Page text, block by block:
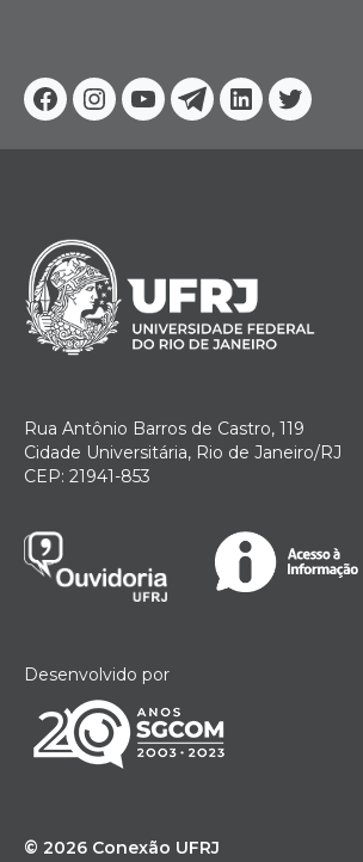
Facebook
Instagram
YoutubeTelegram
Linkedin
Twitter
Rua Antônio Barros de Castro, 119
Cidade Universitária, Rio de Janeiro/RJ
CEP: 21941-853
Desenvolvido por
© 2026 Conexão UFRJ